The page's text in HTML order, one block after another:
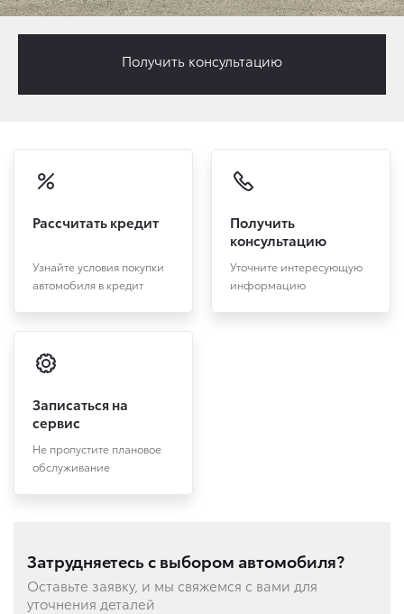
Рассчитать кредит
Узнайте условия покупки
автомобиля в кредит
Получить
консультацию
Уточните интересующую
информацию
Записаться на
сервис
Не пропустите плановое
обслуживание
Затрудняетесь с выбором автомобиля?
Оставьте заявку, и мы свяжемся с вами для
уточнения деталей